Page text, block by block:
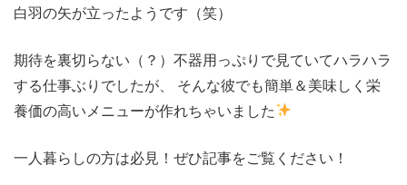
白羽の矢が立ったようです（笑）
期待を裏切らない（？）不器用っぷりで見ていてハラハラ
する仕事ぶりでしたが、 そんな彼でも簡単＆美味しく栄
養価の高いメニューが作れちゃいました
一人暮らしの方は必見！ぜひ記事をご覧ください！